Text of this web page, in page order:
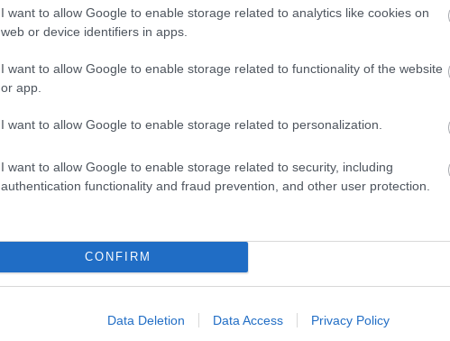
I want to allow Google to enable storage related to analytics like cookies on
web or device identifiers in apps.
I want to allow Google to enable storage related to functionality of the website
or app.
I want to allow Google to enable storage related to personalization.
I want to allow Google to enable storage related to security, including
authentication functionality and fraud prevention, and other user protection.
CONFIRM
Data Deletion Data Access Privacy Policy